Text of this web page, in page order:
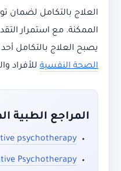
العلاج بالتكامل لضمان
الممكنة. مع استمرار
يصبح العلاج بالتكامل
الصحة النفسية للأفراد
المراجع الطبية
psychotherapy
Psychotherapy